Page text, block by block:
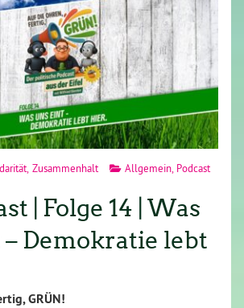
Zusammenhalt Allgemein, Podcast
| Folge 14 | Was
Demokratie lebt
GRÜN!